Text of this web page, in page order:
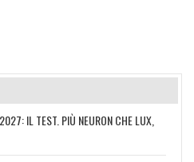
IL TEST. PIÙ NEURON CHE LUX,